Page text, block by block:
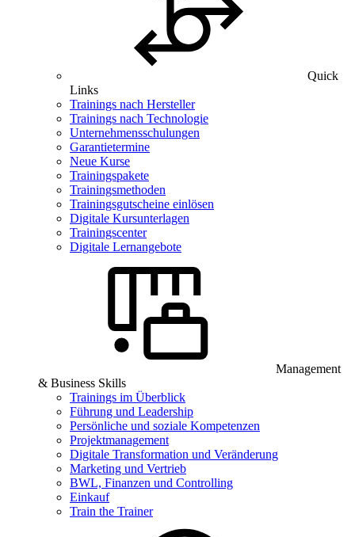
Quick
Links
Trainings nach Hersteller
Trainings nach Technologie
Unternehmensschulungen
Garantietermine
Neue Kurse
Trainingspakete
Trainingsmethoden
Trainingsgutscheine einlösen
Digitale Kursunterlagen
Trainingscenter
Digitale Lernangebote
Management
& Business Skills
Trainings im Überblick
Führung und Leadership
Persönliche und soziale Kompetenzen
Projektmanagement
Digitale Transformation und Veränderung
Marketing und Vertrieb
BWL, Finanzen und Controlling
Einkauf
Train the Trainer